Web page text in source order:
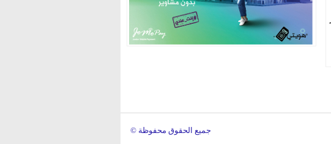
© جميع الحقوق محفوظة